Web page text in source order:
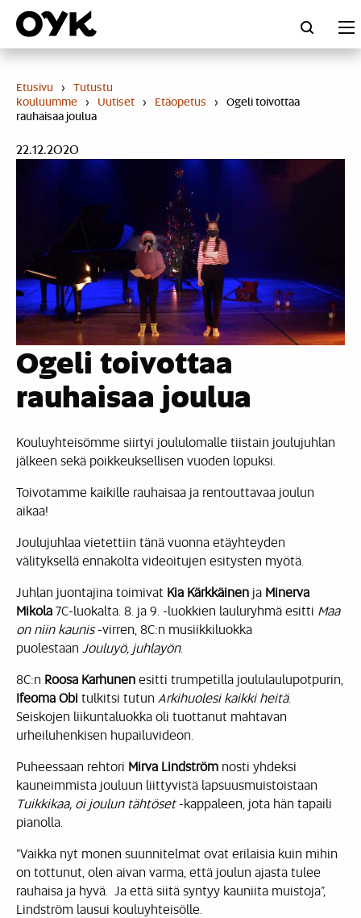
Skip
content
Etusivu › Tutustu
kouluumme › Uutiset › Etäopetus › Ogeli toivottaa
rauhaisaa joulua
22.12.2020
Ogeli toivottaa
rauhaisaa joulua
Kouluyhteisömme siirtyi joululomalle tiistain joulujuhlan
jälkeen sekä poikkeuksellisen vuoden lopuksi.
Toivotamme kaikille rauhaisaa ja rentouttavaa joulun
aikaa!
Joulujuhlaa vietettiin tänä vuonna etäyhteyden
välityksellä ennakolta videoitujen esitysten myötä.
Juhlan juontajina toimivat Kia Kärkkäinen ja Minerva
Mikola7C-luokalta. 8. ja 9. -luokkien lauluryhmä esitti Maa
on niin kaunis-virren, 8C:n musiikkiluokka
puolestaan Jouluyö, juhlayön.
8C:n Roosa Karhunenesitti trumpetilla joululaulupotpurin,
Ifeoma Obi tulkitsi tutun Arkihuolesi kaikki heitä.
Seiskojen liikuntaluokka oli tuottanut mahtavan
urheiluhenkisen hupailuvideon.
Puheessaan rehtori Mirva Lindström nosti yhdeksi
kauneimmista jouluun liittyvistä lapsuusmuistoistaan
Tuikkikaa, oi joulun tähtöset-kappaleen, jota hän tapaili
pianolla.
”Vaikka nyt monen suunnitelmat ovat erilaisia kuin mihin
on tottunut, olen aivan varma, että joulun ajasta tulee
rauhaisa ja hyvä. Ja että siitä syntyy kauniita muistoja”,
Lindström lausui kouluyhteisölle.